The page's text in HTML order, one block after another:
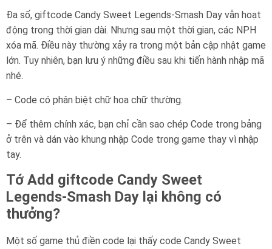
Đa số, giftcode Candy Sweet Legends-Smash Day vẫn hoạt
động trong thời gian dài. Nhưng sau một thời gian, các NPH
xóa mã. Điều này thường xảy ra trong một bản cập nhật game
lớn. Tuy nhiên, bạn lưu ý những điều sau khi tiến hành nhập mã
nhé.
– Code có phân biệt chữ hoa chữ thường.
– Để thêm chính xác, bạn chỉ cần sao chép Code trong bảng
ở trên và dán vào khung nhập Code trong game thay vì nhập
tay.
Tớ Add giftcode Candy Sweet
Legends-Smash Day lại không có
thưởng?
Một số game thủ điền code lại thấy code Candy Sweet